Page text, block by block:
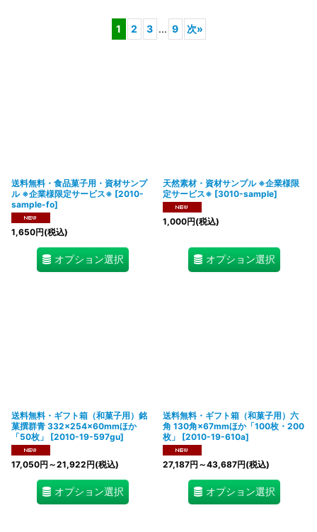
1 2 3 ... 9 次»
送料無料・食品菓子用・資材サンプ
ル ※企業様限定サービス※ [2010-
sample-fo]
1,650円(税込)
オプション選択
天然素材・資材サンプル ※企業様限
定サービス※ [3010-sample]
1,000円(税込)
オプション選択
送料無料・ギフト箱（和菓子用）銘
菓撰群青 332×254×60mmほか
「50枚」
[2010-19-597gu]
17,050円 ～21,922円(税込)
オプション選択
送料無料・ギフト箱（和菓子用）六
角 130角×67mmほか「100枚・200
枚」
[2010-19-610a]
27,187円 ～43,687円(税込)
オプション選択